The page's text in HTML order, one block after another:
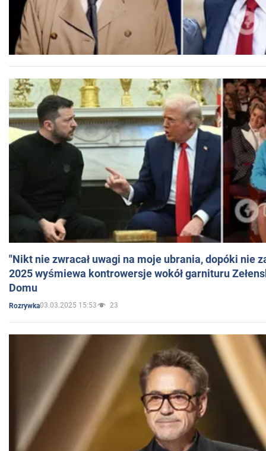
"Nikt nie zwracał uwagi na moje ubrania, dopóki nie
2025 wyśmiewa kontrowersje wokół garnituru
Domu
Rozrywka03.03.2025 15:53 23